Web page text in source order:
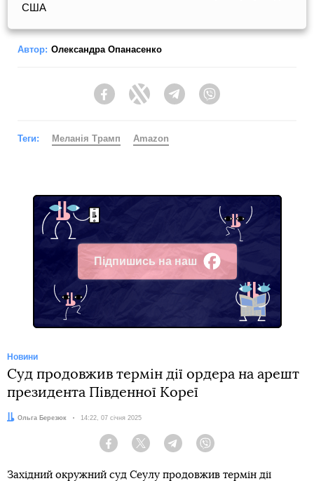
США
Автор: Олександра Опанасенко
FacebookTwitter Telegram
Теги: Меланія Трамп Amazon
Підпишись на наш
Facebook
Новини
Суд продовжив термін дії ордера на арешт
президента Південної Кореї
Автор:
Ольга Березюк Дата:
14:22, 07 січня 2025
Facebook Twitter Telegram
Західний окружний суд Сеулу продовжив термін дії